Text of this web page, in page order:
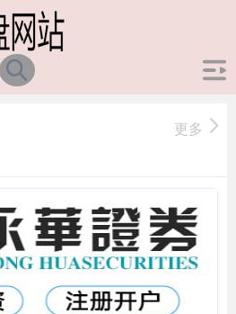
更多